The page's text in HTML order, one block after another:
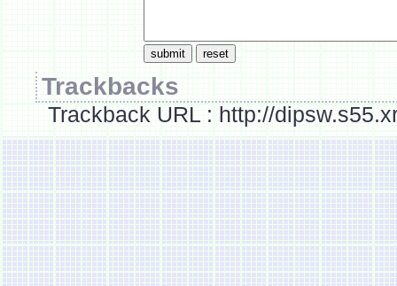
Trackbacks
Trackback URL : http://